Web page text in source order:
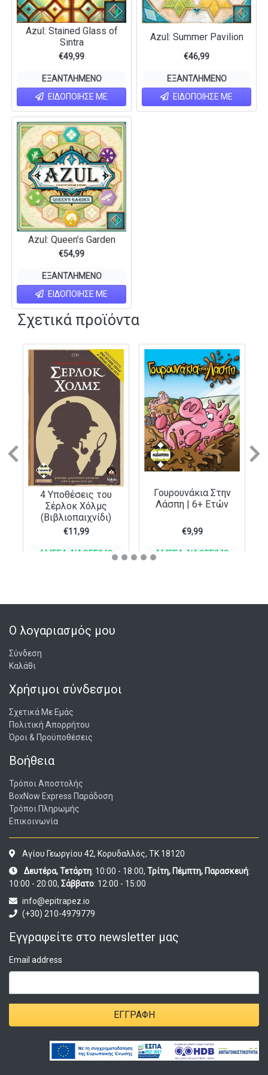
Azul: Stained Glass of
Sintra
€49,99
ΕΞΑΝΤΛΗΜΈΝΟ
ΕΙΔΟΠΟΊΗΣΕ ΜΕ
Azul: Summer Pavilion
€46,99
ΕΞΑΝΤΛΗΜΈΝΟ
ΕΙΔΟΠΟΊΗΣΕ ΜΕ
Azul: Queen’s Garden
€54,99
ΕΞΑΝΤΛΗΜΈΝΟ
ΕΙΔΟΠΟΊΗΣΕ ΜΕ
Σχετικά προϊόντα
4 Υποθέσεις του
Σέρλοκ Χόλμς
(Βιβλιοπαιχνίδι)
€11,99
ΆΜΕΣΑ ΔΙΑΘΈΣΙΜΟ
Γουρουνάκια Στην
Λάσπη | 6+ Ετών
€9,99
ΆΜΕΣΑ ΔΙΑΘΈΣΙΜΟ
Previous
Ο λογαριασμός μου
Σύνδεση
Καλάθι
Χρήσιμοι σύνδεσμοι
Σχετικά Με Εμάς
Πολιτική Απορρήτου
Όροι & Προϋποθέσεις
Βοήθεια
Τρόποι Αποστολής
BoxNow Express Παράδοση
Τρόποι Πληρωμής
Επικοινωνία
Αγίου Γεωργίου 42, Κορυδαλλός, ΤΚ 18120
Δευτέρα, Τετάρτη: 10:00 - 18:00, Τρίτη, Πέμπτη, Παρασκευή:
10:00 - 20:00, Σάββατο: 12:00 - 15:00
info@epitrapez.io
(+30) 210-4979779
Εγγραφείτε στο newsletter μας
Email address
ΕΓΓΡΑΦΉ